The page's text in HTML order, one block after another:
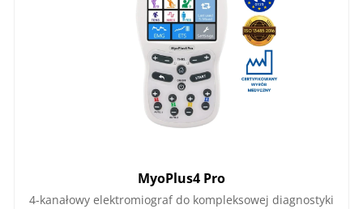
MyoPlus4 Pro
4-kanałowy elektromiograf do kompleksowej diagnostyki